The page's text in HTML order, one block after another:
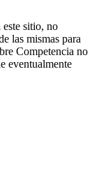
sitio, no
las mismas para
Competencia no
eventualmente